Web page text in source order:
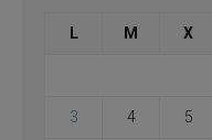
L M X
3 4 5